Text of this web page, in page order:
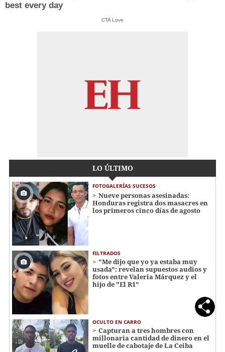
best every day
CTA Love
LO ÚLTIMO
FOTOGALERÍAS SUCESOS
Nueve personas asesinadas:
Honduras registra dos masacres en
los primeros cinco días de agosto
FILTRADOS
"Me dijo que yo ya estaba muy
usada": revelan supuestos audios y
fotos entre Valeria Márquez y el
hijo de "El R1"
OCULTO EN CARRO
Capturan a tres hombres con
millonaria cantidad de dinero en el
muelle de cabotaje de La Ceiba